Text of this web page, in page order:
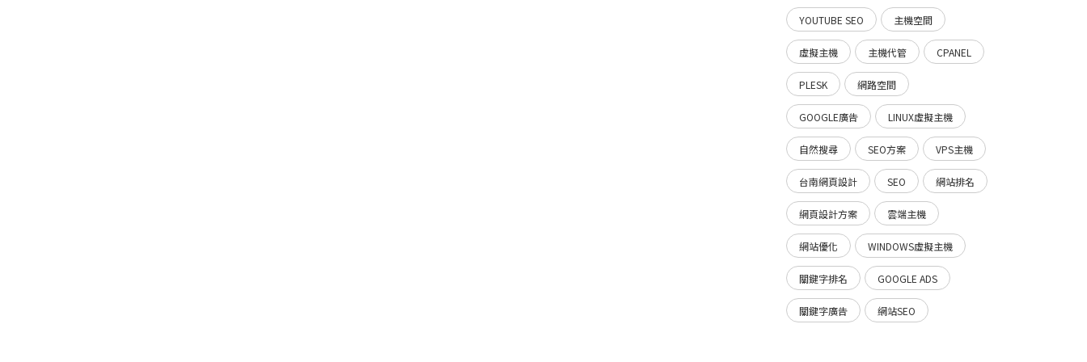
YOUTUBE SEO 主機空間
虛擬主機 主機代管 CPANEL
PLESK 網路空間
GOOGLE廣告 LINUX虛擬主機
自然搜尋 SEO方案 VPS主機
台南網頁設計 SEO 網站排名
網頁設計方案 雲端主機
網站優化 WINDOWS虛擬主機
關鍵字排名 GOOGLE ADS
關鍵字廣告 網站SEO